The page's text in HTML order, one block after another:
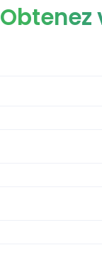
Obtenez